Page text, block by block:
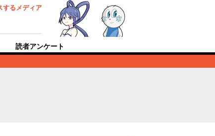
するメディア
読者アンケート